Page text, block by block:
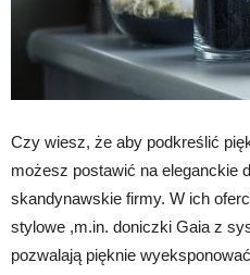
Czy wiesz, że aby podkreślić
możesz postawić na eleganckie
skandynawskie firmy. W ich
stylowe ,m.in. doniczki Gaia z
pozwalają pięknie